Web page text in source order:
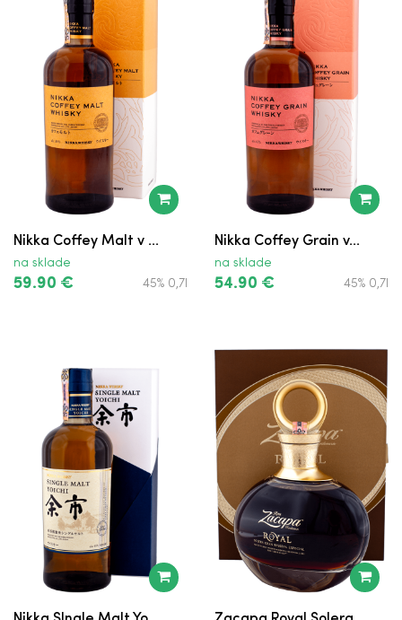
Nikka Coffey Malt v ...
na sklade
59.90 € 45% 0,7l
Nikka Coffey Grain v...
na sklade
54.90 € 45% 0,7l